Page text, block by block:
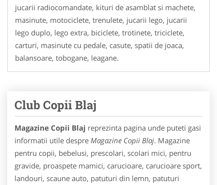
jucarii radiocomandate, kituri de asamblat si machete,
masinute, motociclete, trenulete, jucarii lego, jucarii
lego duplo, lego extra, biciclete, trotinete, triciclete,
carturi, masinute cu pedale, casute, spatii de joaca,
balansoare, tobogane, leagane.
Club Copii Blaj
Magazine Copii Blaj reprezinta pagina unde puteti gasi
informatii utile despre Magazine Copii Blaj. Magazine
pentru copii, bebelusi, prescolari, scolari mici, pentru
gravide, proaspete mamici, carucioare, carucioare sport,
landouri, scaune auto, patuturi din lemn, patuturi